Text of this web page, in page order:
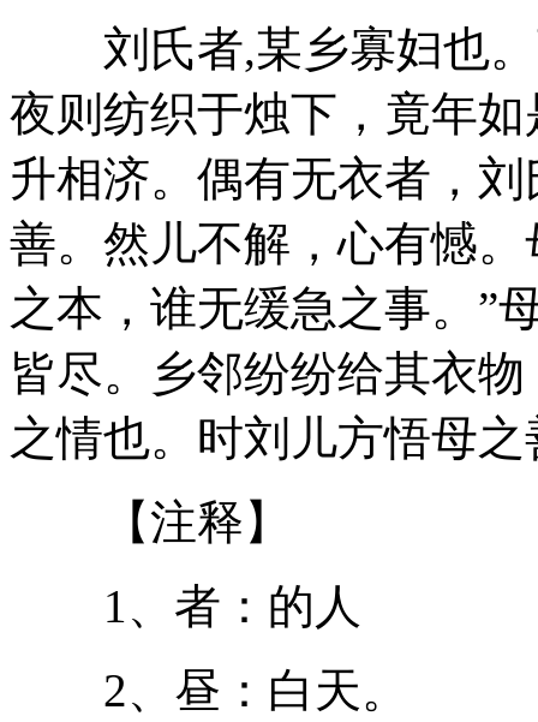
刘氏者,某乡寡妇也。
夜则纺织于烛下，竟年
升相济。偶有无衣者，
善。然儿不解，心有憾
之本，谁无缓急之事。”
皆尽。乡邻纷纷给其衣
之情也。时刘儿方悟母
【注释】
1、者：的人
2、昼：白天。